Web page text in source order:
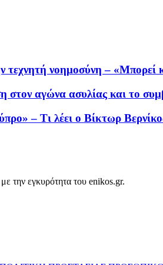
τεχνητή νοημοσύνη –
αγώνα ασυλίας και το
– Τι λέει ο Βίκτωρ
την εγκυρότητα του enikos.gr.